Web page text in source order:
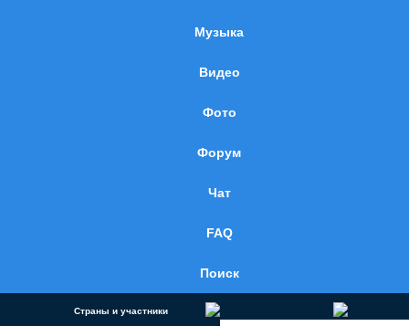
Музыка
Видео
Фото
Форум
Чат
FAQ
Поиск
Страны и участники